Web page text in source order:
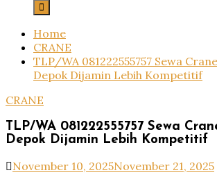
Home
CRANE
TLP/WA 081222555757 Sewa
Depok Dijamin Lebih Kompetitif
CRANE
TLP/WA 081222555757 Sewa
Depok Dijamin Lebih Kompetitif
November 10, 2025November 21, 2025